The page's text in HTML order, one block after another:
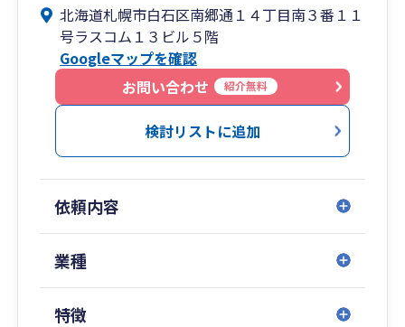
20代から60代まで全年代のスタッフが在籍してお
ります。 関与先数は約120社で様々な業種の企業
に対応しています。
業績アップに関するコンサルティングや 社労士業
務のワンストップ提供にも取り組んでいます。
北海道札幌市白石区南郷通１４丁目南３番１１
号ラスコム１３ビル５階
Googleマップを確認
お問い合わせ
紹介無料
検討リストに追加
依頼内容
業種
特徴